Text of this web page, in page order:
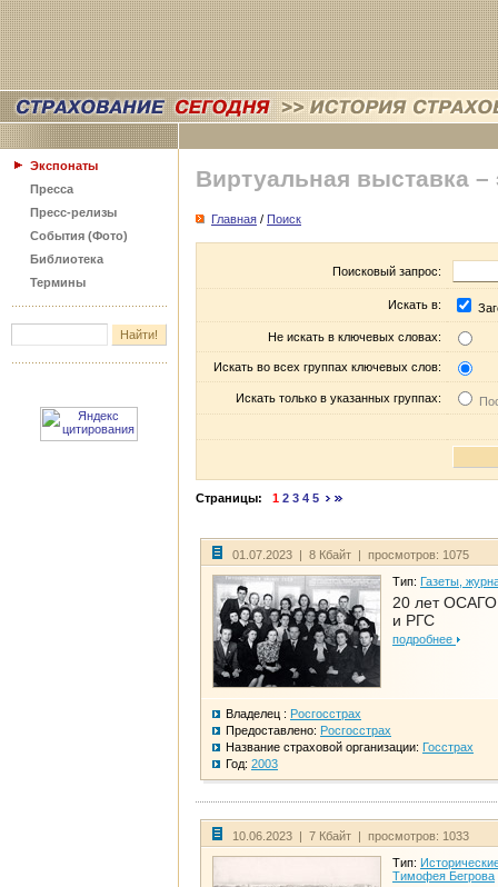
Экспонаты
Пресса
Пресс-релизы
События (Фото)
Библиотека
Термины
Виртуальная выставка –
Главная / Поиск
Поисковый запрос:
Искать в:
Не искать в ключевых словах:
Искать во всех группах ключевых слов:
Искать только в указанных группах:
Страницы: 1 2 3 4 5
01.07.2023 | 8 Кбайт | просмотров: 1075
Тип: Газеты,
20 лет
и РГС
подробнее
Владелец : Росгосстрах
Предоставлено: Росгосстрах
Название страховой организации: Госстрах
Год: 2003
10.06.2023 | 7 Кбайт | просмотров: 1033
Тип:
Тимофея Бегрова